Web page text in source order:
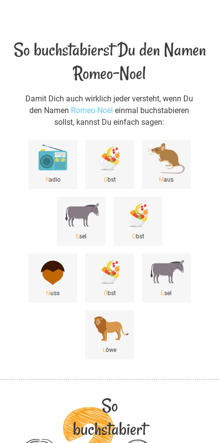
So buchstabierst Du den Namen
Romeo-Noel
Damit Dich auch wirklich jeder versteht, wenn Du
den Namen Romeo-Noel einmal buchstabieren
sollst, kannst Du einfach sagen:
Radio Obst Maus
Esel Obst
Nuss Obst Esel
Löwe
So
buchstabiert